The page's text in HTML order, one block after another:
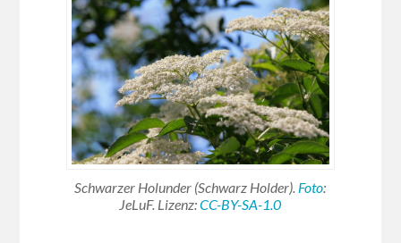
Schwarzer Holunder (Schwarz Holder). Foto:
JeLuF. Lizenz:CC-BY-SA-1.0